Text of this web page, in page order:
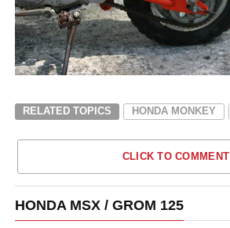
RELATED TOPICS HONDA MONKEY
CLICK TO COMMENT
HONDA MSX / GROM 125